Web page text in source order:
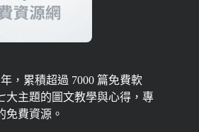
，累積超過 7000 篇免費軟
大主題的圖文教學與心得，專
免費資源。